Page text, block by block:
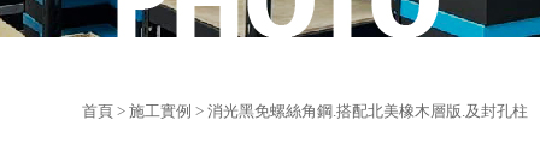
首頁 > 施工實例 > 消光黑免螺絲角鋼.搭配北美橡木層版.及封孔柱